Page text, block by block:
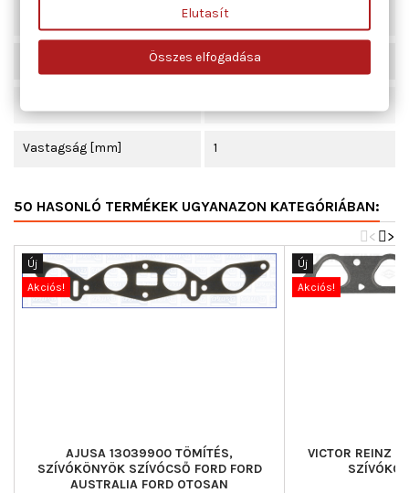
Szívócső
423
Vastagság [mm] 1
50 HASONLÓ TERMÉKEK UGYANAZON KATEGÓRIÁBAN:
>
<
Új
Akciós!
AJUSA 13039900 TÖMÍTÉS,
SZÍVÓKÖNYÖK SZÍVÓCSŐ FORD FORD
AUSTRALIA FORD OTOSAN
Új
Akciós!
VICTOR REINZ
Elutasít
Összes elfogadása